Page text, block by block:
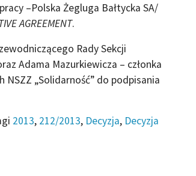
–Polska Żegluga Bałtycka SA/
AGREEMENT.
Rady Sekcji
Adama Mazurkiewicza – członka
NSZZ „Solidarność” do podpisania
2013, 212/2013, Decyzja, Decyzja